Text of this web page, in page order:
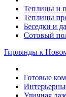
Теплицы и
Теплицы
Беседки и
Сотовый
Гирлянды к
Готовые
Уличная